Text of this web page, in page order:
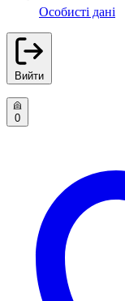
Особисті дані
Вийти
0